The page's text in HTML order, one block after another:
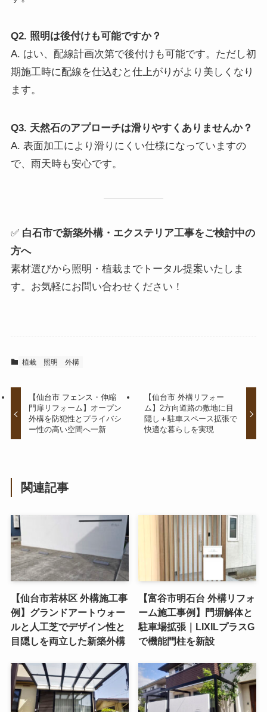
Q2. 照明は後付けも可能ですか？
A. はい、配線計画次第で後付けも可能です。ただし初
期施工時に配線を仕込むと仕上がりがより美しくなり
ます。
Q3. 天然石のアプローチは滑りやすくありませんか？
A. 表面加工により滑りにくい仕様になっていますの
で、雨天時も安心です。
✅ 白石市で新築外構・エクステリア工事をご検討中の
方へ
素材選びから照明・植栽までトータル提案いたしま
す。お気軽にお問い合わせください！
植栽 照明 外構
【仙台市 フェンス・伸縮
門扉リフォーム】オープン
外構を防犯性とプライバシ
ー性の高い空間へ一新
【仙台市 外構リフォー
ム】2方向道路の敷地に目
隠し＋駐車スペース拡張で
快適な暮らしを実現
関連記事
【仙台市若林区 外構施工事
例】グランドアートウォー
ルと人工芝でデザイン性と
目隠しを両立した新築外構
【富谷市明石台 外構リフォ
ーム施工事例】門塀解体と
駐車場拡張｜LIXILプラスG
で機能門柱を新設